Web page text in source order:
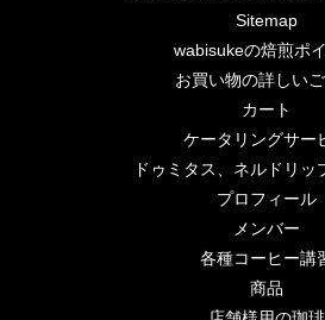
Sitemap
wabisukeの焙煎ポ
お買い物の詳しい
カート
ケータリングサー
ドゥミタス、ネルドリッ
プロフィール
メンバー
各種コーヒー講
商品